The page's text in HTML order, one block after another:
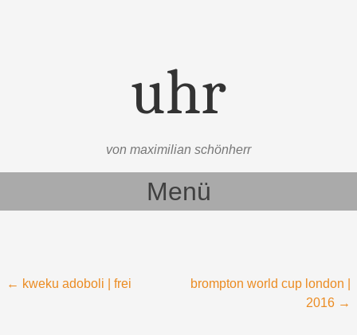
uhr
von maximilian schönherr
Menü
Beitragsnavigation
← kweku adoboli | frei
brompton world cup london |
2016 →